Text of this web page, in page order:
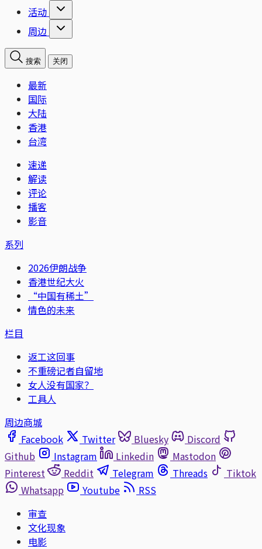
活动
周边
搜索 关闭
最新
国际
大陆
香港
台湾
速递
解读
评论
播客
影音
系列
2026伊朗战争
香港世纪大火
“中国有稀土”
情色的未来
栏目
返工这回事
不重磅记者自留地
女人没有国家？
工具人
周边商城
Facebook
Twitter Bluesky
Discord
Github
Instagram Linkedin
Mastodon
Pinterest
Reddit Telegram Threads
Tiktok
Whatsapp
Youtube
RSS
审查
文化现象
电影